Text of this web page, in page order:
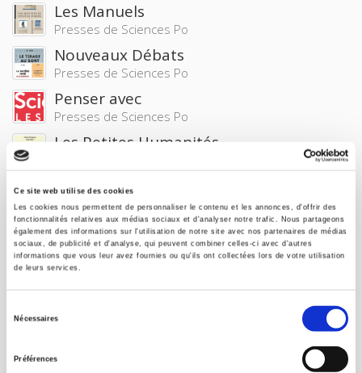
Ce site web utilise des cookies
Les cookies nous permettent de personnaliser le contenu et les annonces, d'offrir des
fonctionnalités relatives aux médias sociaux et d'analyser notre trafic. Nous partageons
également des informations sur l'utilisation de notre site avec nos partenaires de médias
sociaux, de publicité et d'analyse, qui peuvent combiner celles-ci avec d'autres
informations que vous leur avez fournies ou qu'ils ont collectées lors de votre utilisation
de leurs services.
Nécessaires
Préférences
Les Manuels
Presses de Sciences Po
Nouveaux Débats
Presses de Sciences Po
Penser avec
Presses de Sciences Po
Les Petites Humanités
Que sait-on ?
Presses de Sciences Po
Références
Presses de Sciences Po
Relations internationales
Presses de Sciences Po
Sécuriser l'emploi